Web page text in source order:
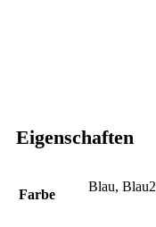
Eigenschaften
Farbe
Blau, Blau2